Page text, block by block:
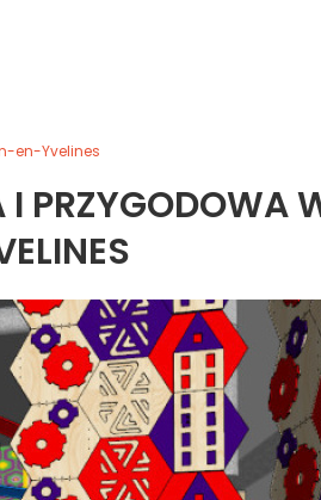
en-Yvelines
PRZYGODOWA